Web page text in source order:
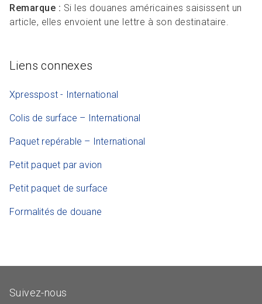
Remarque : Si les douanes américaines saisissent un
article, elles envoient une lettre à son destinataire.
Liens connexes
Xpresspost - International
Colis de surface – International
Paquet repérable – International
Petit paquet par avion
Petit paquet de surface
Formalités de douane
Suivez-nous